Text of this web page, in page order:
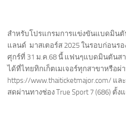
สำหรับโปรแกรมการแข่งขันแบดมิน
แลนด์ มาสเตอร์ส 2025 ในรอบก่อนร
ศุกร์ที่ 31 ม.ค.68 นี้ แฟนๆแบดมินตันส
ได้ที่ไทยทิกเก็ตเมเจอร์ทุกสาขาหรือผ่
https://www.thaiticketmajor.com/ แ
สดผ่านทางช่อง True Sport 7 (686) ตั้ง